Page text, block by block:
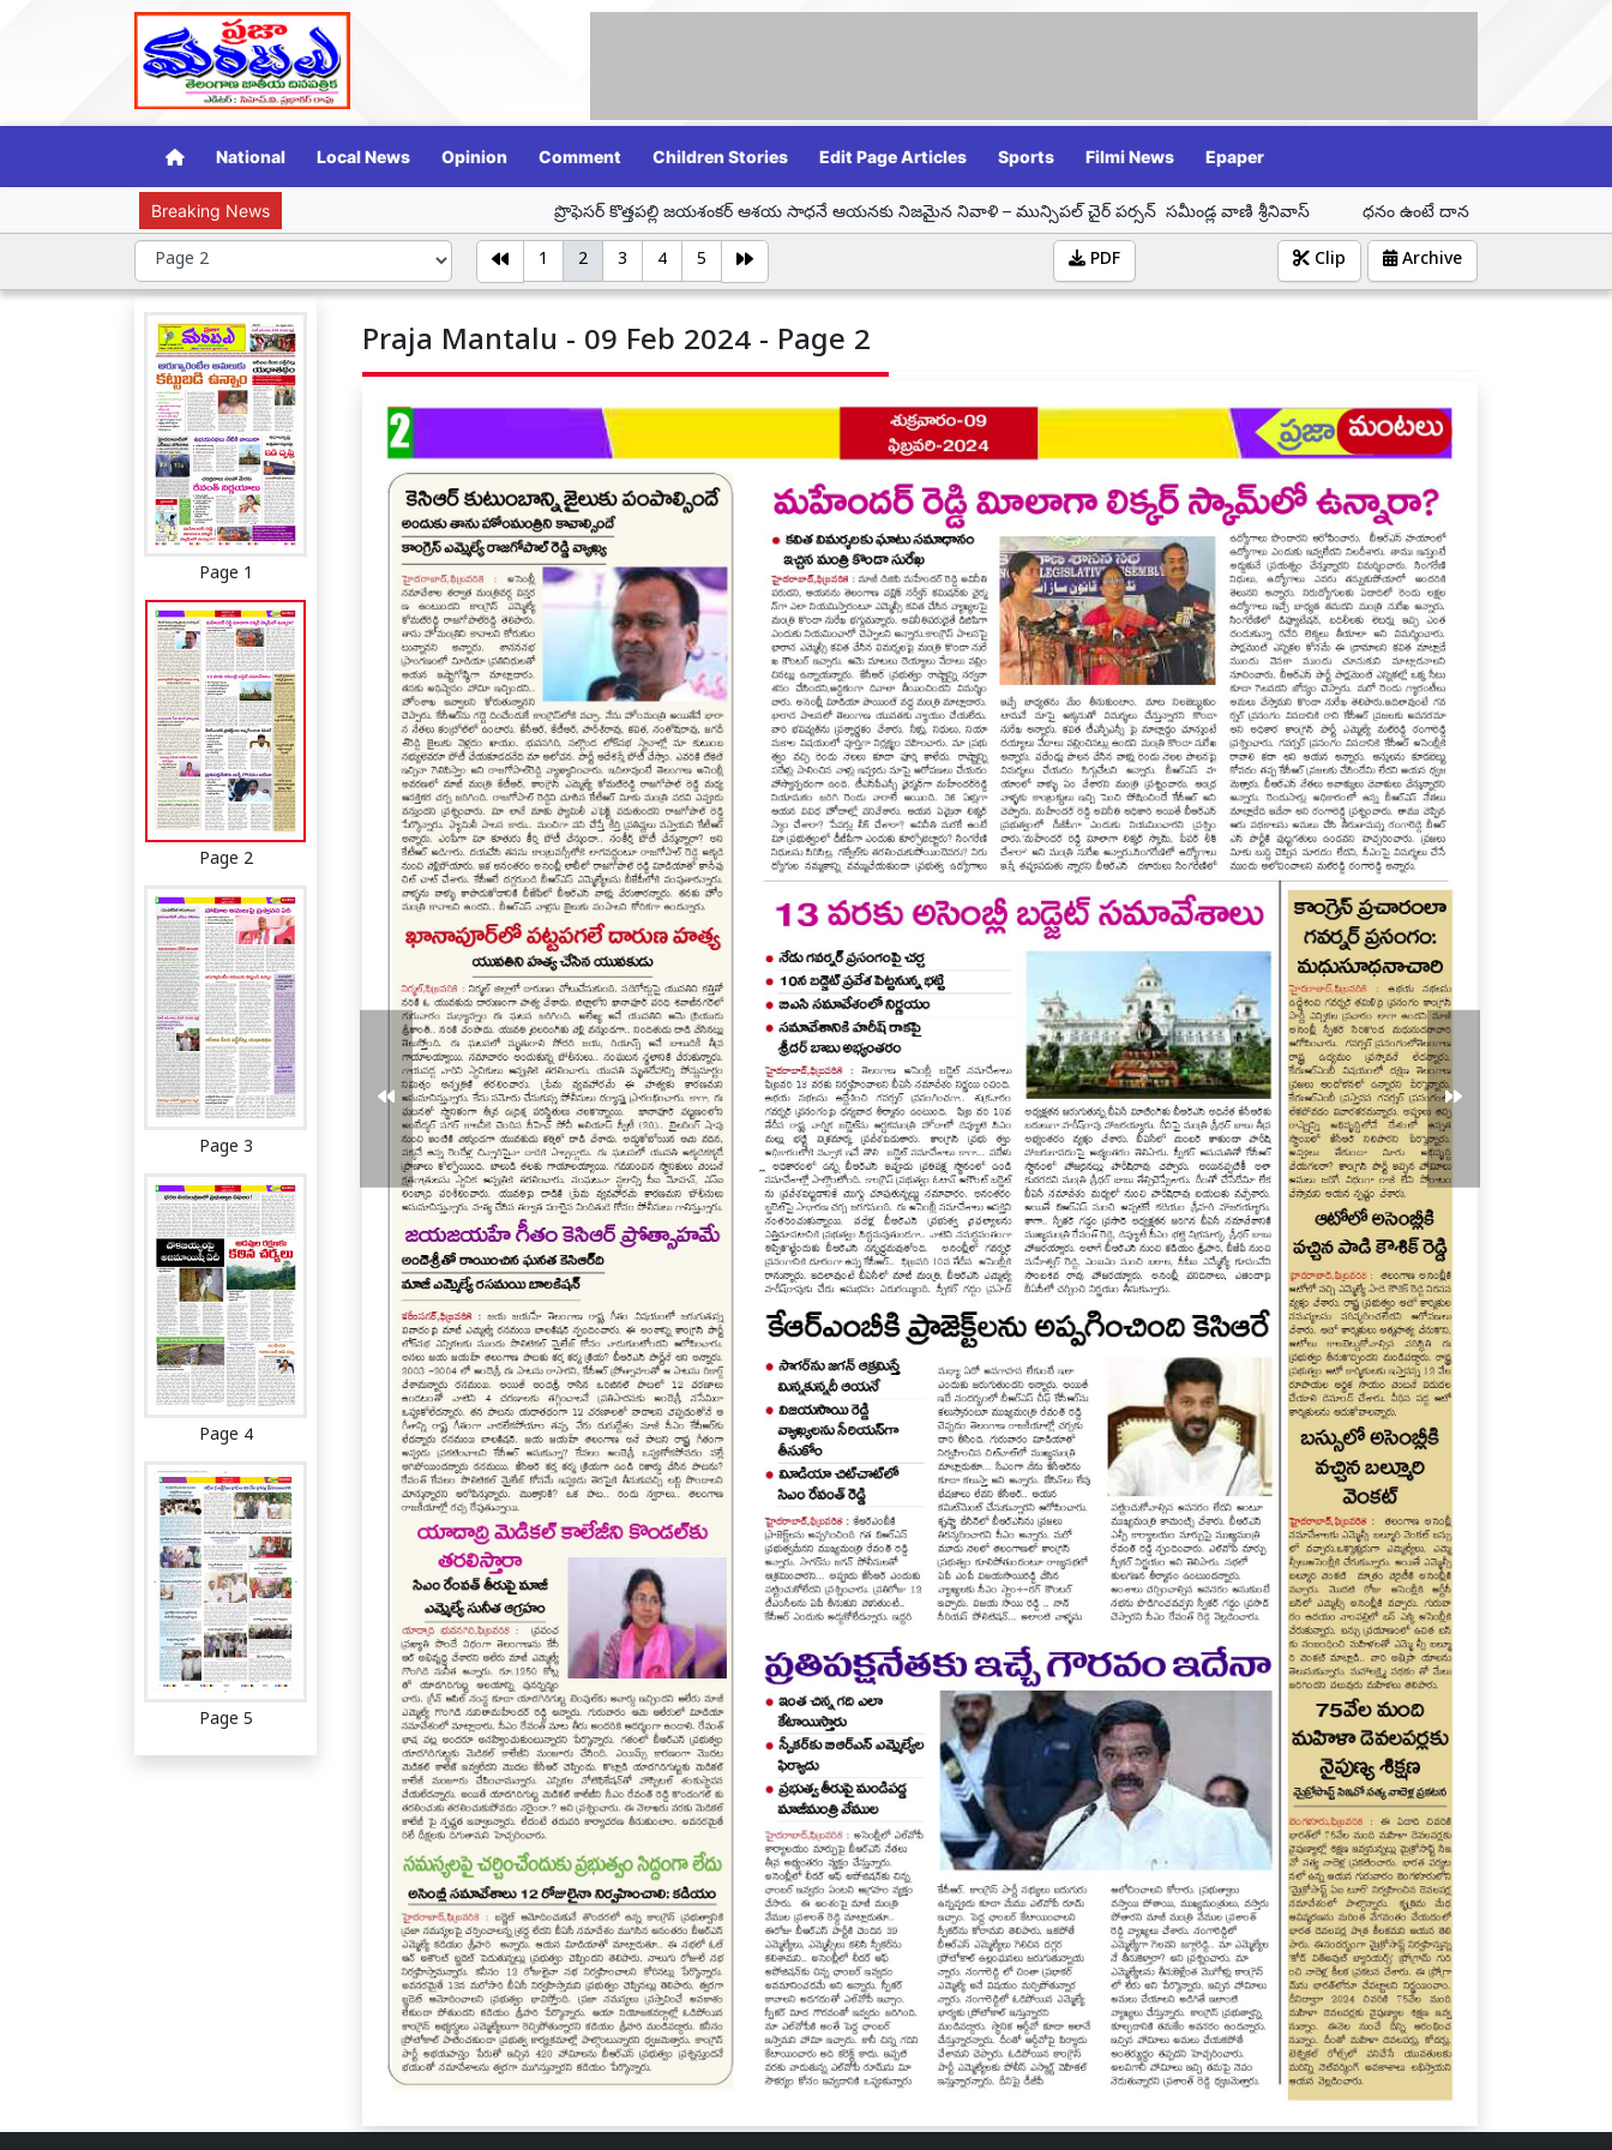
National Local News Opinion Comment Children Stories Edit Page Articles Sports Filmi News Epaper
Breaking News ప్రొఫెసర్ కొత్తపల్లి జయశంకర్ ఆశయ సాధనే ఆయనకు నిజమైన నివాళి – మున్సిపల్ చైర్ పర్సన్ సమీండ్ల వాణి శ్రీనివాస్ ధనం ఉంటే దాన స్వభావము ఉండాలి బ్రహ్మశ్రీ గర్రెపల్లి
1 2 3 4 5 PDF Archive
Clip
Page 1
Page 2
Page 3
Page 4
Page 5
Praja Mantalu - 09 Feb 2024 - Page 2